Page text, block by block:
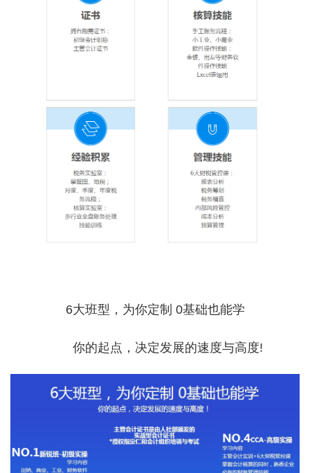
6大班型，为你定制 0基础也能学
你的起点，决定发展的速度与高度!